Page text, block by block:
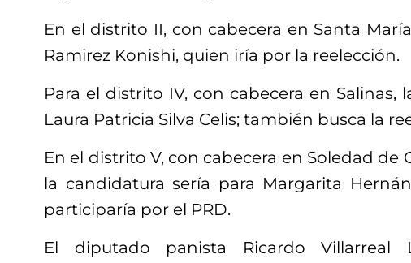
En el distrito II, con cabecera en Santa
Ramirez Konishi, quien iría por la reelección.
Para el distrito IV, con cabecera en Salinas,
Laura Patricia Silva Celis; también busca la
En el distrito V, con cabecera en Soledad de
la candidatura sería para Margarita
participaría por el PRD.
El diputado panista Ricardo Villarreal